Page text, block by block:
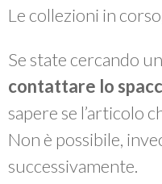
Le collezioni in
Se state cercando
contattare lo
sapere se l’articolo
Non è possibile,
successivamente.